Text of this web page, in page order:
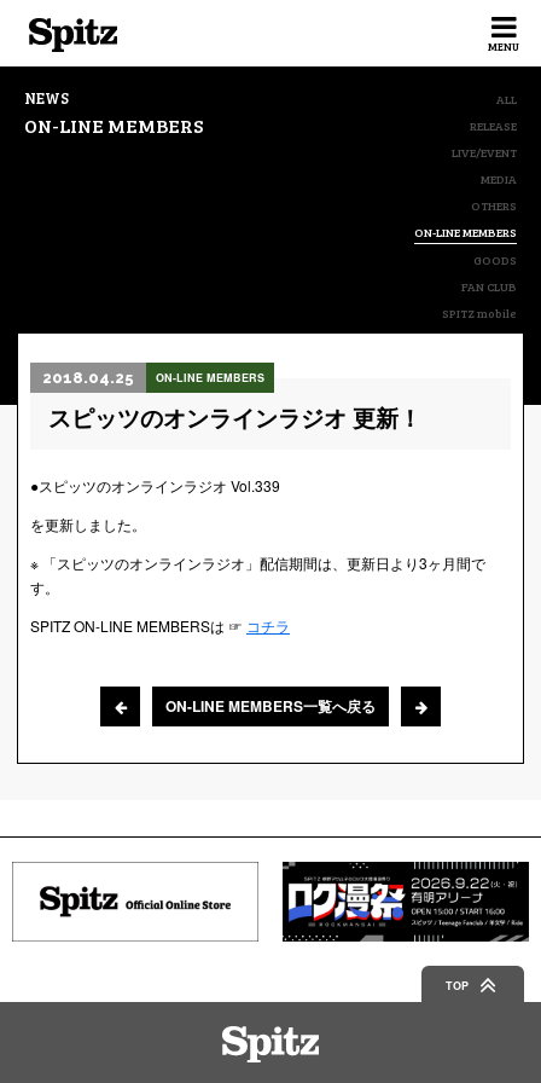
MENU
NEWS
ON-LINE MEMBERS
ALL
RELEASE
LIVE/EVENT
MEDIA
OTHERS
ON-LINE MEMBERS
GOODS
FAN CLUB
SPITZ mobile
2018.04.25 ON-LINE MEMBERS
スピッツのオンラインラジオ 更新！
●スピッツのオンラインラジオ Vol.339
を更新しました。
※ 「スピッツのオンラインラジオ」配信期間は、更新日より3ヶ月間で
す。
SPITZ ON-LINE MEMBERSは ☞ コチラ
ON-LINE MEMBERS一覧へ戻る
TOP